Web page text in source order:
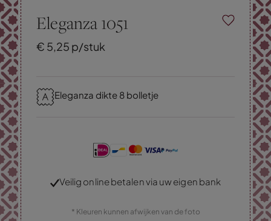
Eleganza 1051
€ 5,25 p/stuk
Eleganza dikte 8 bolletje
Veilig online betalen via uw eigen bank
* Kleuren kunnen afwijken van de foto